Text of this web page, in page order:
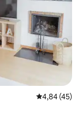
Просечна
4,84 (45)